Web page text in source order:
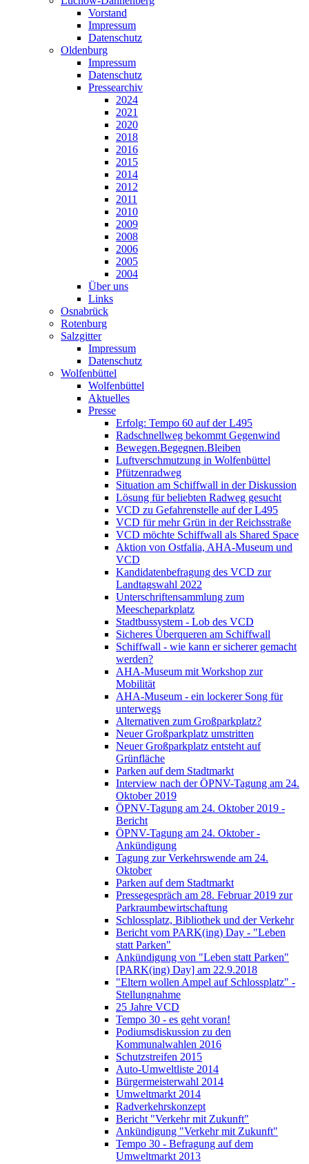
Vorstand
Impressum
Datenschutz
Oldenburg
Impressum
Datenschutz
Pressearchiv
2024
2021
2020
2018
2016
2015
2014
2012
2011
2010
2009
2008
2006
2005
2004
Über uns
Links
Osnabrück
Rotenburg
Salzgitter
Impressum
Datenschutz
Wolfenbüttel
Wolfenbüttel
Aktuelles
Presse
Erfolg: Tempo 60 auf der L495
Radschnellweg bekommt Gegenwind
Bewegen.Begegnen.Bleiben
Luftverschmutzung in Wolfenbüttel
Pfützenradweg
Situation am Schiffwall in der Diskussion
Lösung für beliebten Radweg gesucht
VCD zu Gefahrenstelle auf der L495
VCD für mehr Grün in der Reichsstraße
VCD möchte Schiffwall als Shared Space
Aktion von Ostfalia, AHA-Museum und
VCD
Kandidatenbefragung des VCD zur
Landtagswahl 2022
Unterschriftensammlung zum
Meescheparkplatz
Stadtbussystem - Lob des VCD
Sicheres Überqueren am Schiffwall
Schiffwall - wie kann er sicherer gemacht
werden?
AHA-Museum mit Workshop zur
Mobilität
AHA-Museum - ein lockerer Song für
unterwegs
Alternativen zum Großparkplatz?
Neuer Großparkplatz umstritten
Neuer Großparkplatz entsteht auf
Grünfläche
Parken auf dem Stadtmarkt
Interview nach der ÖPNV-Tagung am 24.
Oktober 2019
ÖPNV-Tagung am 24. Oktober 2019 -
Bericht
ÖPNV-Tagung am 24. Oktober -
Ankündigung
Tagung zur Verkehrswende am 24.
Oktober
Parken auf dem Stadtmarkt
Pressegespräch am 28. Februar 2019 zur
Parkraumbewirtschaftung
Schlossplatz, Bibliothek und der Verkehr
Bericht vom PARK(ing) Day - "Leben
statt Parken"
Ankündigung von "Leben statt Parken"
[PARK(ing) Day] am 22.9.2018
"Eltern wollen Ampel auf Schlossplatz" -
Stellungnahme
25 Jahre VCD
Tempo 30 - es geht voran!
Podiumsdiskussion zu den
Kommunalwahlen 2016
Schutzstreifen 2015
Auto-Umweltliste 2014
Bürgermeisterwahl 2014
Umweltmarkt 2014
Radverkehrskonzept
Bericht "Verkehr mit Zukunft"
Ankündigung "Verkehr mit Zukunft"
Tempo 30 - Befragung auf dem
Umweltmarkt 2013